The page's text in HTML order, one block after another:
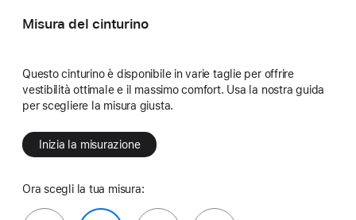
Misura del cinturino
Questo cinturino è disponibile in varie taglie per offrire
vestibilità ottimale e il massimo comfort. Usa la nostra guida
per scegliere la misura giusta.
Inizia la misurazione
Ora scegli la tua misura: